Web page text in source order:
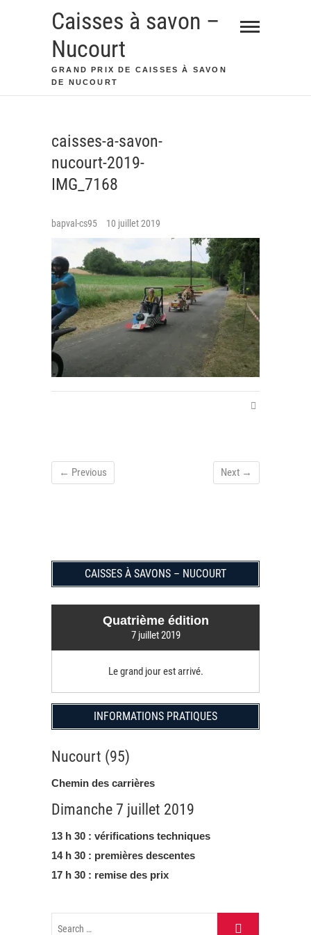
Caisses à savon –
Nucourt
GRAND PRIX DE CAISSES À SAVON
DE NUCOURT
caisses-a-savon-
nucourt-2019-
IMG_7168
bapval-cs95 10 juillet 2019
← Previous Next →
CAISSES À SAVONS – NUCOURT
Quatrième édition
7 juillet 2019
Le grand jour est arrivé.
INFORMATIONS PRATIQUES
Nucourt (95)
Chemin des carrières
Dimanche 7 juillet 2019
13 h 30 : vérifications techniques
14 h 30 : premières descentes
17 h 30 : remise des prix